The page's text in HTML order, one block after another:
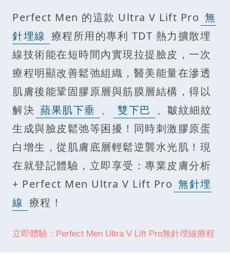
Perfect Men 的這款 Ultra V Lift Pro 無
針埋線 療程所用的專利 TDT 熱力擴散埋
線技術能在短時間內實現拉提臉皮，一次
療程明顯改善鬆弛組織，醫美能量在滲透
肌膚後能鞏固膠原層與筋膜層結構，得以
解決 蘋果肌下垂 、 雙下巴 、皺紋細紋
生成與臉皮鬆弛等困擾！同時刺激膠原蛋
白增生，從肌膚底層輕鬆逆襲水光肌！現
在就登記體驗，立即享受：專業皮膚分析
+ Perfect Men Ultra V Lift Pro 無針埋
線 療程！
立即體驗：Perfect Men Ultra V Lift Pro無針埋線療程